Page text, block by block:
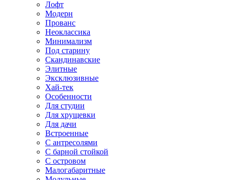
Лофт
Модерн
Прованс
Неоклассика
Минимализм
Под старину
Скандинавские
Элитные
Эксклюзивные
Хай-тек
Особенности
Для студии
Для хрущевки
Для дачи
Встроенные
С антресолями
С барной стойкой
С островом
Малогабаритные